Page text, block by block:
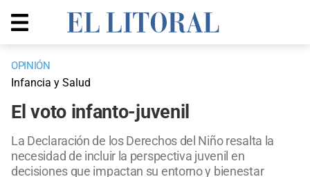
OPINIÓN
Infancia y Salud
El voto infanto-juvenil
La Declaración de los Derechos del Niño resalta la
necesidad de incluir la perspectiva juvenil en
decisiones que impactan su entorno y bienestar